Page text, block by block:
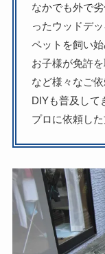
なかでも外で
ったウッドデッ
ペットを飼い
お子様が免許
など様々なご依
DIYも普及して
プロに依頼し